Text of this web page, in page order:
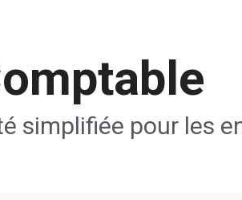
simplifiée pour les